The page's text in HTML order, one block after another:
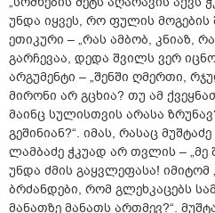
უნდა იყვეს, რო ფულის მოგების
ეთიკური – „რას ამბობ, კნიაზ,
გარჩევაა, დედა შვილს ვერ
არგუმენტი – „შენში ღმერთი,
მირონი არ გცხია? თუ ამ
მაინც სულისთვის არასა
გეშინიან?“. იმას, რასაც
ლამბაძე ჭკუად არ თვლის – „მე
უნდა ძმის გაყვლეფასა!
ბრძანდები, რომ გლეხკაცებს
მანათზე მანათს ართმევ?“.